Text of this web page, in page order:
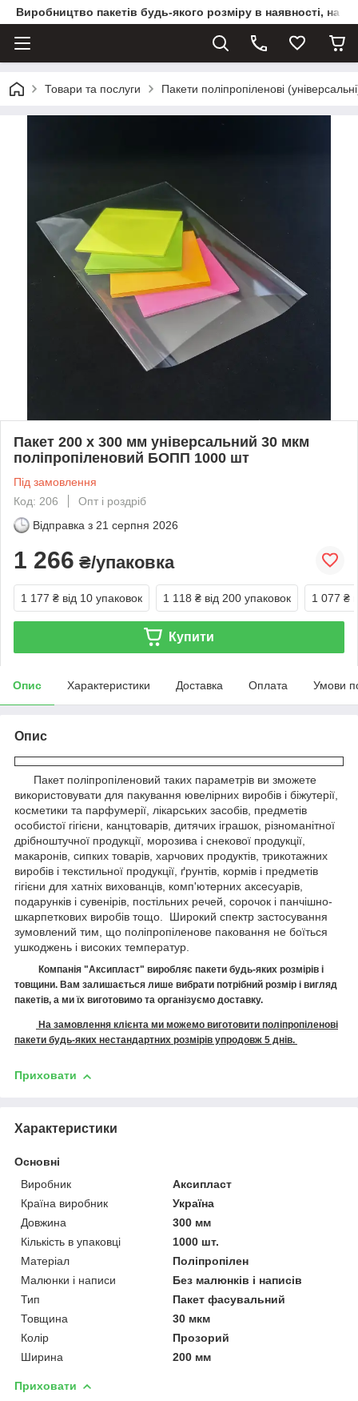
Виробництво пакетів будь-якого розміру в наявності, на
Товари та послуги Пакети поліпропіленові
Пакет 200 x 300 мм універсальний 30 мкм
поліпропіленовий БОПП 1000 шт
Під замовлення
Код: 206
Опт і роздріб
Відправка з 21 серпня 2026
1 266 ₴/упаковка
1 177 ₴ від 10 упаковок 1 118 ₴ від 200 упаковок 1 077 ₴
Купити
Опис Характеристики Доставка Оплата Умови
Опис
Пакет поліпропіленовий таких параметрів ви зможете
використовувати для пакування ювелірних виробів і біжутерії,
косметики та парфумерії, лікарських засобів, предметів
особистої гігієни, канцтоварів, дитячих іграшок, різноманітної
дрібноштучної продукції, морозива і снекової продукції,
макаронів, сипких товарів, харчових продуктів, трикотажних
виробів і текстильної продукції, ґрунтів, кормів і предметів
гігієни для хатніх вихованців, комп'ютерних аксесуарів,
подарунків і сувенірів, постільних речей, сорочок і панчішно-
шкарпеткових виробів тощо. Широкий спектр застосування
зумовлений тим, що поліпропіленове паковання не боїться
ушкоджень і високих температур.
Компанія "Аксипласт" виробляє пакети будь-яких розмірів і
товщини. Вам залишається лише вибрати потрібний розмір і вигляд
пакетів, а ми їх виготовимо та організуємо доставку.
На замовлення клієнта ми можемо виготовити поліпропіленові
пакети будь-яких нестандартних розмірів упродовж 5 днів.
Приховати
Характеристики
Основні
Виробник
Аксипласт
Країна виробник
Україна
Довжина
300 мм
Кількість в упаковці
1000 шт.
Матеріал
Поліпропілен
Малюнки і написи
Без малюнків і написів
Тип
Пакет фасувальний
Товщина
30 мкм
Колір
Прозорий
Ширина
200 мм
Приховати